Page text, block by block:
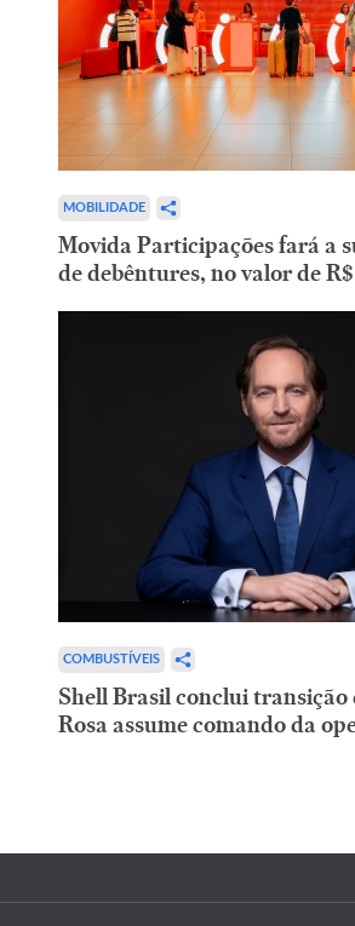
MOBILIDADE
Movida Participações fará a
de debêntures, no valor de
COMBUSTÍVEIS
Shell Brasil conclui transição
Rosa assume comando da